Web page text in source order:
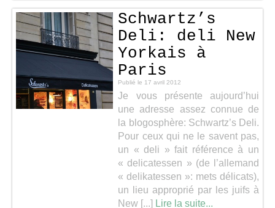
Schwartz’s
Deli: deli New
Yorkais à
Paris
Publié le 17 avril 2012
Je vous présente aujourd’hui
une adresse assez connue de
la blogosphère: Schwartz’s Deli.
Pour ceux qui ne le savent pas,
un « deli » fait référence à un
« delicatessen » (de l’allemand
« delikatessen »: mets délicats),
un lieu approprié par les juifs à
New [...] Lire la suite...